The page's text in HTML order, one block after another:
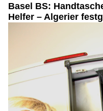
Basel BS:
Helfer – Algerier